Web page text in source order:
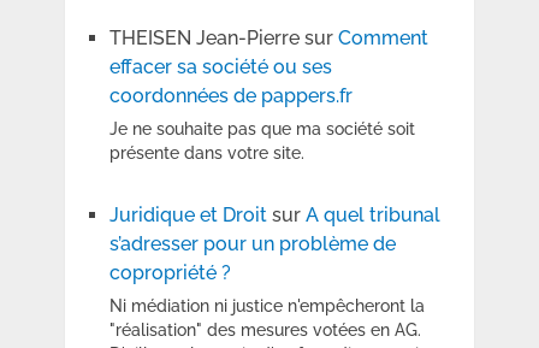
THEISEN Jean-Pierresur Comment
effacer sa société ou ses
coordonnées de pappers.fr
Je ne souhaite pas que ma société soit
présente dans votre site.
Juridique et Droitsur A quel tribunal
s’adresser pour un problème de
copropriété ?
Ni médiation ni justice n'empêcheront la
"réalisation" des mesures votées en AG.